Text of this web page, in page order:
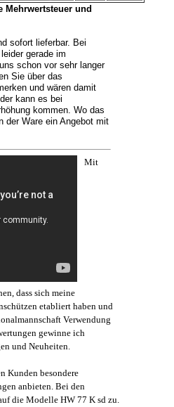
Mehrwertsteuer und
sofort lieferbar. Bei
gerade im
schon vor sehr langer
Sie über das
und wären damit
kann es bei
kommen. Wo das
der Ware ein Angebot mit
Mit
dass sich meine
etabliert haben und
Verwendung
gewinne ich
und Neuheiten.
Kunden besondere
anbieten. Bei den
die Modelle HW 77 K sd zu.